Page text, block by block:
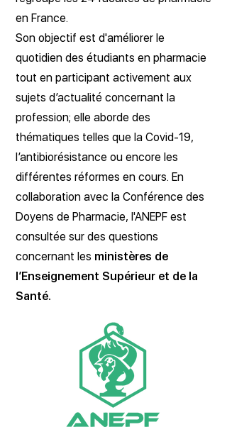
en France.
Son objectif est d'améliorer le
quotidien des étudiants en pharmacie
tout en participant activement aux
sujets d’actualité concernant la
profession; elle aborde des
thématiques telles que la Covid-19,
l’antibiorésistance ou encore les
différentes réformes en cours. En
collaboration avec la Conférence des
Doyens de Pharmacie, l'ANEPF est
consultée sur des questions
concernant les ministères de
l’Enseignement Supérieur et de la
Santé.